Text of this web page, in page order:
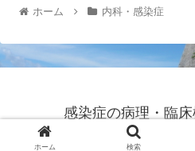
ホーム 内科・感染症
感染症の病理・臨
© 2022 感染症の病理・
ホーム 検索